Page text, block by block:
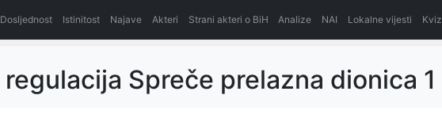
Dosljednost Istinitost Najave Akteri Strani akteri o BiH Analize NAI Lokalne vijesti Kviz
regulacija Spreče prelazna dionica 1